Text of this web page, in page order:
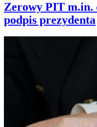
Zerowy PIT m.in.
podpis prezydenta